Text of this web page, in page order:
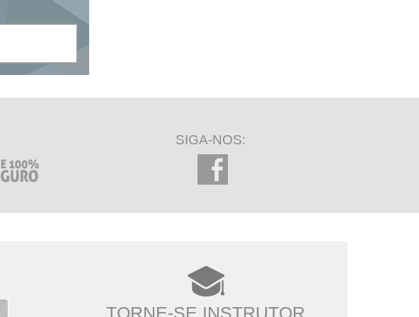
SIGA-NOS:
TORNE-SE INSTRUTOR